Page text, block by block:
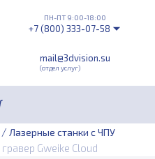
mail@3dvision.su
(отдел услуг)
ПН-ПТ 9:00-18:00
+7 (800) 333-07-58
/ Лазерные станки с ЧПУ
Gweike Cloud